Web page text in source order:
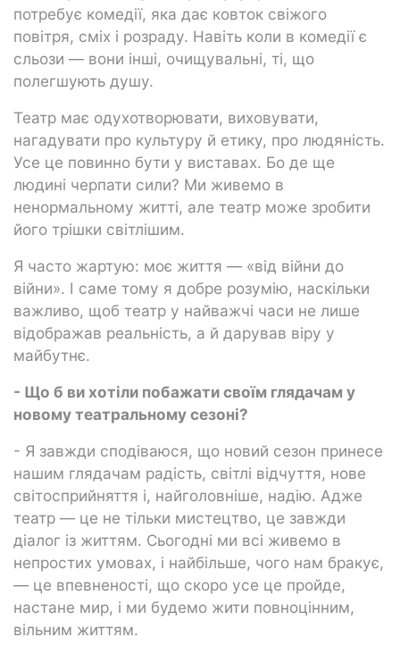
потребує комедії, яка дає ковток свіжого
повітря, сміх і розраду. Навіть коли в комедії є
сльози — вони інші, очищувальні, ті, що
полегшують душу.
Театр має одухотворювати, виховувати,
нагадувати про культуру й етику, про людяність.
Усе це повинно бути у виставах. Бо де ще
людині черпати сили? Ми живемо в
ненормальному житті, але театр може зробити
його трішки світлішим.
Я часто жартую: моє життя — «від війни до
війни». І саме тому я добре розумію, наскільки
важливо, щоб театр у найважчі часи не лише
відображав реальність, а й дарував віру у
майбутнє.
- Що б ви хотіли побажати своїм глядачам у
новому театральному сезоні?
- Я завжди сподіваюся, що новий сезон принесе
нашим глядачам радість, світлі відчуття, нове
світосприйняття і, найголовніше, надію. Адже
театр — це не тільки мистецтво, це завжди
діалог із життям. Сьогодні ми всі живемо в
непростих умовах, і найбільше, чого нам бракує,
— це впевненості, що скоро усе це пройде,
настане мир, і ми будемо жити повноцінним,
вільним життям.